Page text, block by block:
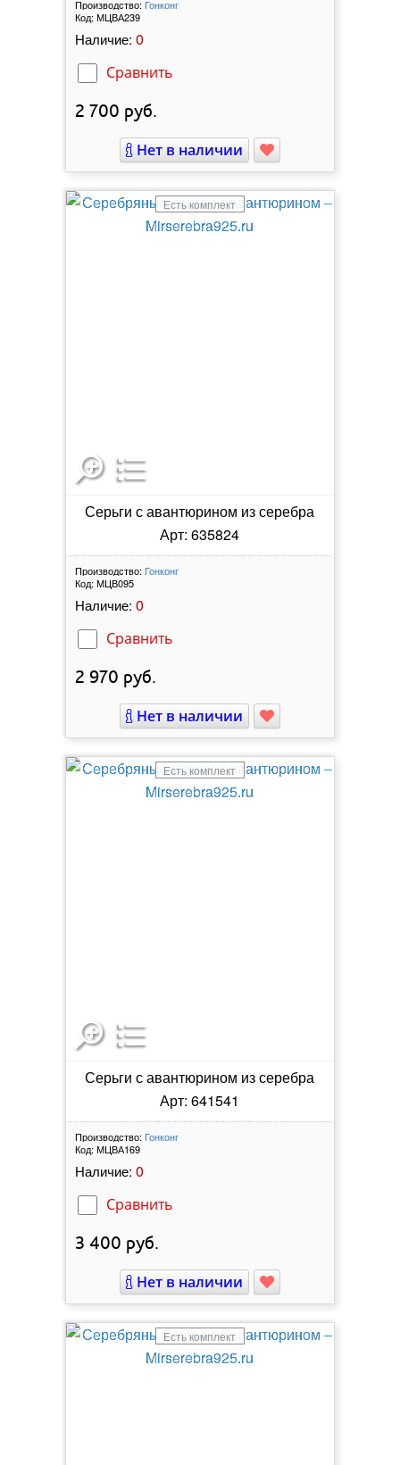
Производство: Гонконг
Код: МЦВА239
Наличие: 0
Сравнить
2 700 руб.
Нет в наличии
Есть комплект
Серьги с авантюрином из серебра
Арт: 635824
Производство: Гонконг
Код: МЦВ095
Наличие: 0
Сравнить
2 970 руб.
Нет в наличии
Есть комплект
Серьги с авантюрином из серебра
Арт: 641541
Производство: Гонконг
Код: МЦВА169
Наличие: 0
Сравнить
3 400 руб.
Нет в наличии
Есть комплект